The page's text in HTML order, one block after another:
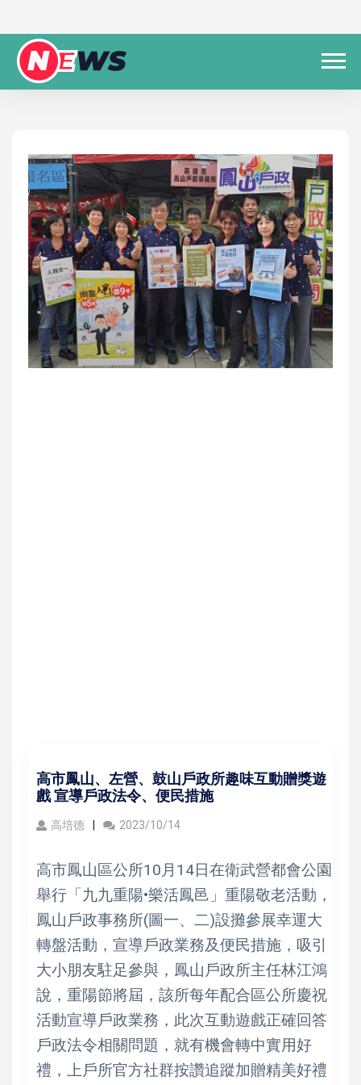
高市鳳山、左營、鼓山戶政所趣味互動贈獎遊
戲 宣導戶政法令、便民措施
高培德 2023/10/14
高市鳳山區公所10月14日在衛武營都會公園
舉行「九九重陽•樂活鳳邑」重陽敬老活動，
鳳山戶政事務所(圖一、二)設攤參展幸運大
轉盤活動，宣導戶政業務及便民措施，吸引
大小朋友駐足參與，鳳山戶政所主任林江鴻
說，重陽節將屆，該所每年配合區公所慶祝
活動宣導戶政業務，此次互動遊戲正確回答
戶政法令相關問題，就有機會轉中實用好
禮，上戶所官方社群按讚追蹤加贈精美好禮